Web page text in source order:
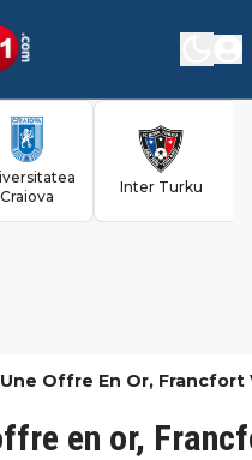
Craiova
Inter Turku
Une Offre En Or, Francfort
en or,